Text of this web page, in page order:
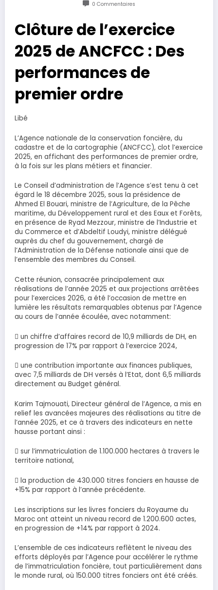
0 Commentaires
Clôture de l’exercice
2025 de ANCFCC : Des
performances de
premier ordre
Libé
L’Agence nationale de la conservation foncière, du
cadastre et de la cartographie (ANCFCC), clot l’exercice
2025, en affichant des performances de premier ordre,
à la fois sur les plans métiers et financier.
Le Conseil d’administration de l’Agence s’est tenu à cet
égard le 18 décembre 2025, sous la présidence de
Ahmed El Bouari, ministre de l’Agriculture, de la Pêche
maritime, du Développement rural et des Eaux et Forêts,
en présence de Ryad Mezzour, ministre de l’Industrie et
du Commerce et d’Abdeltif Loudyi, ministre délégué
auprès du chef du gouvernement, chargé de
l’Administration de la Défense nationale ainsi que de
l’ensemble des membres du Conseil.
Cette réunion, consacrée principalement aux
réalisations de l’année 2025 et aux projections arrêtées
pour l’exercices 2026, a été l’occasion de mettre en
lumière les résultats remarquables obtenus par l’Agence
au cours de l’année écoulée, avec notamment:
 un chiffre d’affaires record de 10,9 milliards de DH, en
progression de 17% par rapport à l’exercice 2024,
 une contribution importante aux finances publiques,
avec 7,5 milliards de DH versés à l’Etat, dont 6,5 milliards
directement au Budget général.
Karim Tajmouati, Directeur général de l’Agence, a mis en
relief les avancées majeures des réalisations au titre de
l’année 2025, et ce à travers des indicateurs en nette
hausse portant ainsi :
 sur l’immatriculation de 1.100.000 hectares à travers le
territoire national,
 la production de 430.000 titres fonciers en hausse de
+15% par rapport à l’année précédente.
Les inscriptions sur les livres fonciers du Royaume du
Maroc ont atteint un niveau record de 1.200.600 actes,
en progression de +14% par rapport à 2024.
L’ensemble de ces indicateurs reflètent le niveau des
efforts déployés par l’Agence pour accélérer le rythme
de l’immatriculation foncière, tout particulièrement dans
le monde rural, où 150.000 titres fonciers ont été créés.